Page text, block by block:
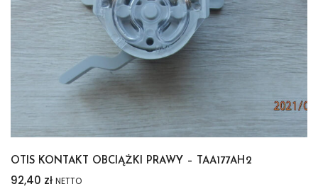
OTIS KONTAKT OBCIĄŻKI PRAWY – TAA177AH2
92,40 zł NETTO